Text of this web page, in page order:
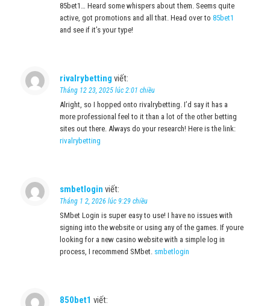
85bet1… Heard some whispers about them. Seems quite
active, got promotions and all that. Head over to 85bet1
and see if it’s your type!
rivalrybetting viết:
Tháng 12 23, 2025 lúc 2:01 chiều
Alright, so I hopped onto rivalrybetting. I’d say it has a
more professional feel to it than a lot of the other betting
sites out there. Always do your research! Here is the link:
rivalrybetting
smbetlogin viết:
Tháng 1 2, 2026 lúc 9:29 chiều
SMbet Login is super easy to use! I have no issues with
signing into the website or using any of the games. If youre
looking for a new casino website with a simple log in
process, I recommend SMbet. smbetlogin
850bet1 viết: